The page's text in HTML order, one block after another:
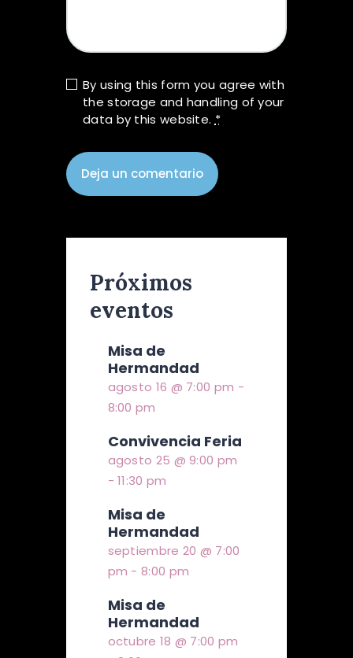
By using this form you agree with
the storage and handling of your
data by this website. *
Próximos
eventos
Misa de
Hermandad
agosto 16 @ 7:00 pm -
8:00 pm
Convivencia Feria
agosto 25 @ 9:00 pm
-11:30 pm
Misa de
Hermandad
septiembre 20 @ 7:00
pm -8:00 pm
Misa de
Hermandad
octubre 18 @ 7:00 pm